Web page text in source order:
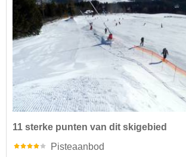
11 sterke punten van dit skigebied
Pisteaanbod